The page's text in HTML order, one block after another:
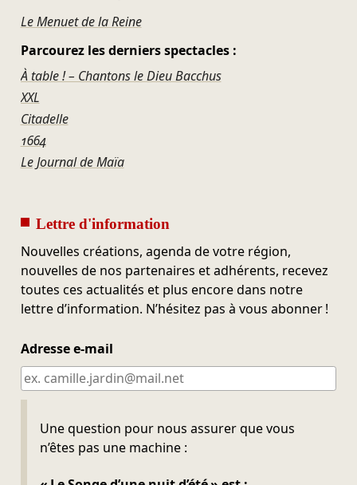
Le Menuet de la Reine
Parcourez les derniers spectacles :
À table ! – Chantons le Dieu Bacchus
XXL
Citadelle
1664
Le Journal de Maïa
Lettre d'information
Nouvelles créations, agenda de votre région,
nouvelles de nos partenaires et adhérents, recevez
toutes ces actualités et plus encore dans notre
lettre d’information. N’hésitez pas à vous abonner !
Adresse e-mail
Une question pour nous assurer que vous
n’êtes pas une machine :
Ne pas remplir